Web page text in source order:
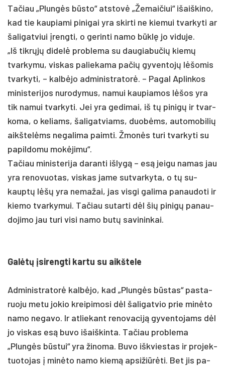
Ta­čiau „Plungės būsto“ at­stovė „Že­mai­čiui“ išaiš­ki­no,
kad tie kau­pia­mi pi­ni­gai yra skir­ti ne kie­mui tvar­ky­ti ar
ša­li­gat­viui įreng­ti, o ge­rin­ti na­mo būklę jo vi­du­je.
„Iš tikrųjų di­delė pro­ble­ma su dau­gia­bu­čių kiemų
tvar­ky­mu, vis­kas pa­lie­ka­ma pa­čių gy­ven­tojų lėšo­mis
tvar­ky­ti, – kalbė­jo ad­mi­nist­ra­torė. – Pa­gal Ap­lin­kos
mi­nis­te­ri­jos nu­ro­dy­mus, na­mui kau­pia­mos lėšos yra
tik na­mui tvar­ky­ti. Jei yra ge­di­mai, iš tų pi­nigų ir tvar­
ko­ma, o ke­liams, ša­li­gat­viams, duobėms, au­to­mo­bi­lių
aikš­telėms ne­ga­li­ma paim­ti. Žmonės tu­ri tvar­ky­ti su
pa­pil­do­mu mokė­ji­mu“.
Ta­čiau mi­nis­te­ri­ja da­ran­ti iš­lygą – esą jei­gu na­mas jau
yra re­no­vuo­tas, vis­kas ja­me su­tvar­ky­ta, o tų su­
kauptų lėšų yra ne­ma­žai, jas vis­gi ga­li­ma pa­nau­do­ti ir
kie­mo tvar­ky­mui. Ta­čiau su­tar­ti dėl šių pi­nigų pa­nau­
do­ji­mo jau tu­ri vi­si na­mo butų sa­vi­nin­kai.
Galėtų įsi­reng­ti kar­tu su aikš­te­le
Ad­mi­nist­ra­torė kalbė­jo, kad „Plungės būstas“ pa­sta­
ruo­ju me­tu jo­kio krei­pi­mo­si dėl ša­li­gat­vio prie minė­to
na­mo ne­ga­vo. Ir at­lie­kant re­no­va­ciją gy­ven­to­jams dėl
jo vis­kas esą bu­vo išaiš­kin­ta. Ta­čiau pro­ble­ma
„Plungės būstui“ yra ži­no­ma. Bu­vo išk­vies­tas ir pro­jek­
tuo­to­jas į minė­to na­mo kiemą ap­si­žiūrė­ti. Bet jis pa­